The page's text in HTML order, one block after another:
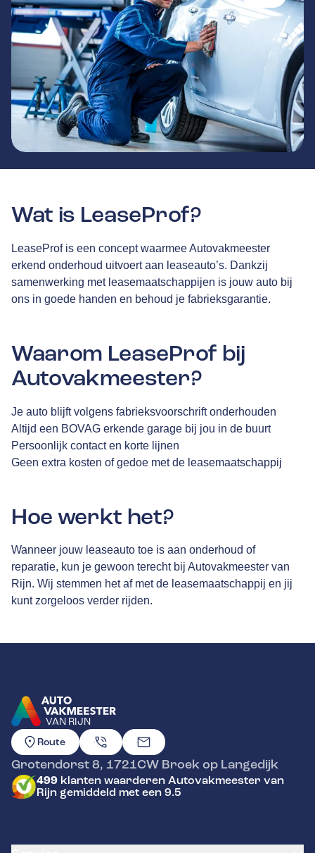
Wat is LeaseProf?
LeaseProf is een concept waarmee Autovakmeester
erkend onderhoud uitvoert aan leaseauto’s. Dankzij
samenwerking met leasemaatschappijen is jouw auto bij
ons in goede handen en behoud je fabrieksgarantie.
Waarom LeaseProf bij
Autovakmeester?
Je auto blijft volgens fabrieksvoorschrift onderhouden
Altijd een BOVAG erkende garage bij jou in de buurt
Persoonlijk contact en korte lijnen
Geen extra kosten of gedoe met de leasemaatschappij
Hoe werkt het?
Wanneer jouw leaseauto toe is aan onderhoud of
reparatie, kun je gewoon terecht bij Autovakmeester van
Rijn. Wij stemmen het af met de leasemaatschappij en jij
kunt zorgeloos verder rijden.
VAN RIJN
GA NAAR DE HOMEPAGINA
Route
Grotendorst 8, 1721CW Broek op Langedijk
499 klanten waarderen Autovakmeester van
Rijn gemiddeld met een 9.5